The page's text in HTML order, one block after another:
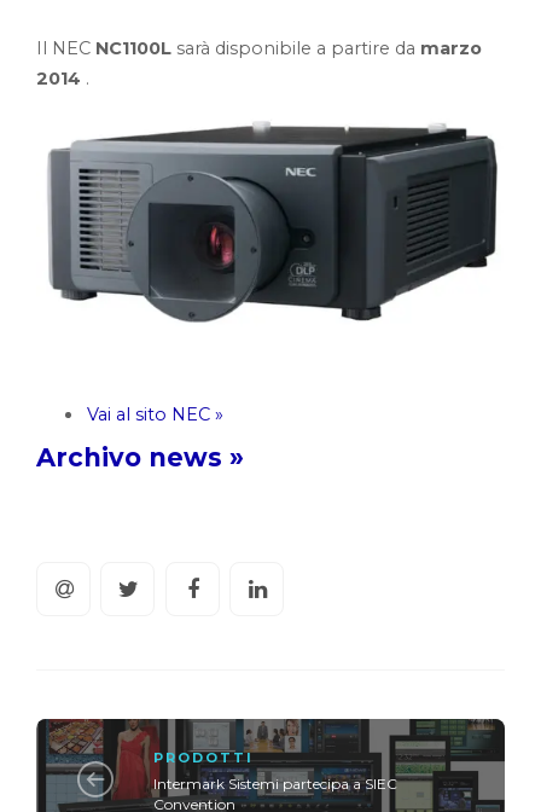
Il NEC NC1100L sarà disponibile a partire da marzo
2014 .
Vai al sito NEC »
Archivo news »
PRODOTTI
Intermark Sistemi partecipa a SIEC
Convention